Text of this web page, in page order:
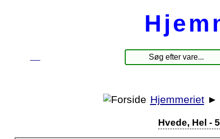
Hjemmeriet ►
Hvede, Hel -